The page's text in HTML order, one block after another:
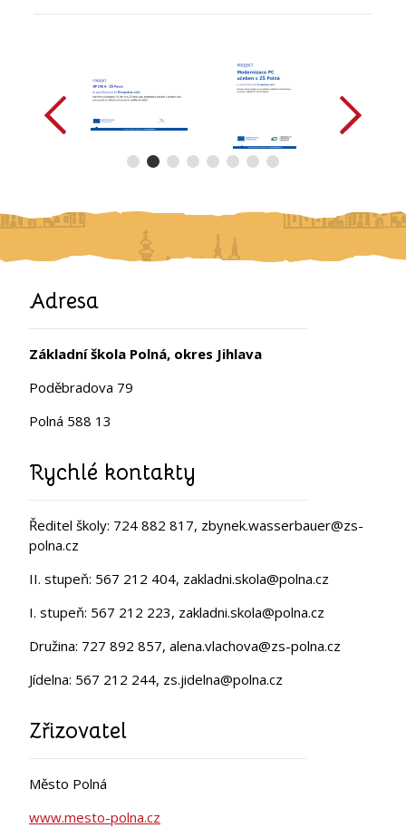
Adresa
Základní škola Polná, okres Jihlava
Poděbradova 79
Polná 588 13
Rychlé kontakty
Ředitel školy: 724 882 817, zbynek.wasserbauer@zs-
polna.cz
II. stupeň: 567 212 404, zakladni.skola@polna.cz
I. stupeň: 567 212 223, zakladni.skola@polna.cz
Družina: 727 892 857, alena.vlachova@zs-polna.cz
Jídelna: 567 212 244, zs.jidelna@polna.cz
Zřizovatel
Město Polná
www.mesto-polna.cz